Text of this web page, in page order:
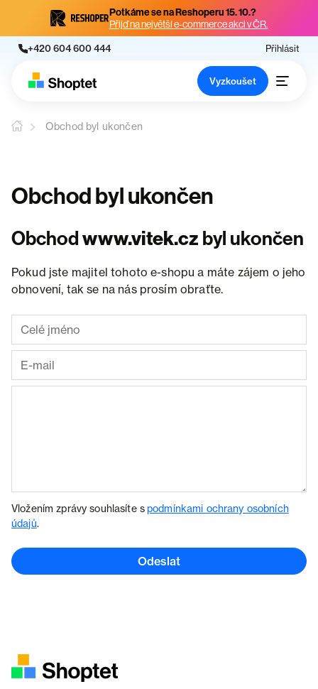
Potkáme se na Reshoperu 15. 10.?
Přijď na největší e-commerce akci v ČR.
+420 604 600 444 Přihlásit
Vyzkoušet
Obchod byl ukončen
Obchod byl ukončen
Obchodwww.vitek.cz byl ukončen
Pokud jste majitel tohoto e-shopu a máte zájem o jeho
obnovení, tak se na nás prosím obraťte.
Vložením zprávy souhlasíte spodmínkami ochrany osobních
údajů.
Odeslat